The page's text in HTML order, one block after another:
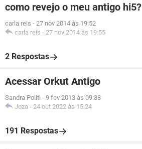
como revejo o meu antigo hi5?
carla reis - 27 nov 2014 às 19:52
carla reis - 27 nov 2014 às 19:55
2 Respostas
Acessar Orkut Antigo
Sandra Politi - 9 fev 2013 às 09:38
Joza - 24 out 2022 às 15:24
191 Respostas